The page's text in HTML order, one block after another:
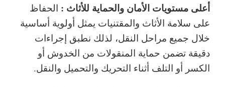
أعلى مستويات الأمان والحماية للأثاث : الحفاظ
على سلامة الأثاث والمقتنيات يمثل أولوية أساسية
خلال جميع مراحل النقل، لذلك نطبق إجراءات
دقيقة تضمن حماية المنقولات من الخدوش أو
الكسر أو التلف أثناء التحريك والتحميل والنقل.